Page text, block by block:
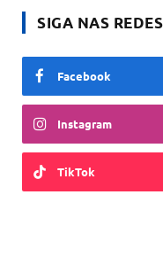
SIGA NAS REDES
Facebook
Instagram
TikTok